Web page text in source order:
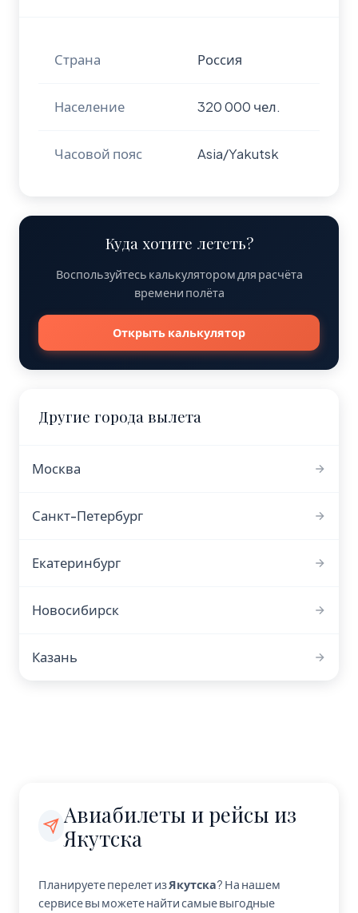
Страна Россия
Население 320 000 чел.
Часовой пояс Asia/Yakutsk
Куда хотите лететь?
Воспользуйтесь калькулятором для расчёта
времени полёта
Открыть калькулятор
Другие города вылета
Москва
Санкт-Петербург
Екатеринбург
Новосибирск
Казань
Авиабилеты и рейсы из
Якутска
Планируете перелет изЯкутска? На нашем
сервисе вы можете найти самые выгодные